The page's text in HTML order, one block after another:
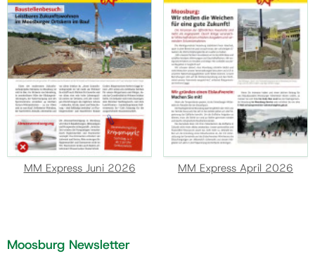
MM Express Juni 2026 MM Express April 2026
Moosburg Newsletter